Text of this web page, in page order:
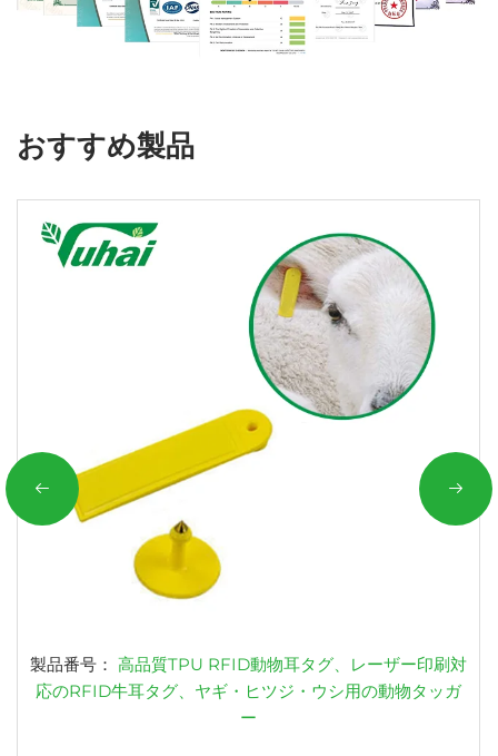
おすすめ製品
製品番号： 高品質TPU RFID動物耳タグ、レーザー印刷対
応のRFID牛耳タグ、ヤギ・ヒツジ・ウシ用の動物タッガ
ー